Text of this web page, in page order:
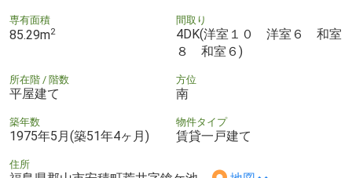
専有面積
85.29m2
間取り
4DK(洋室１０ 洋室６ 和室
８ 和室６)
所在階 / 階数
平屋建て
方位
南
築年数
1975年5月(築51年4ヶ月)
物件タイプ
賃貸一戸建て
住所